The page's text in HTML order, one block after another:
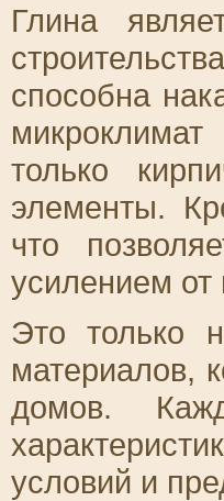
Глина
способна
только
элементы.
что
усилением от
Это только
материалов,
домов.
условий и